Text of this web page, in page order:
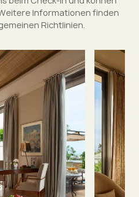
Informationen finden
Richtlinien.